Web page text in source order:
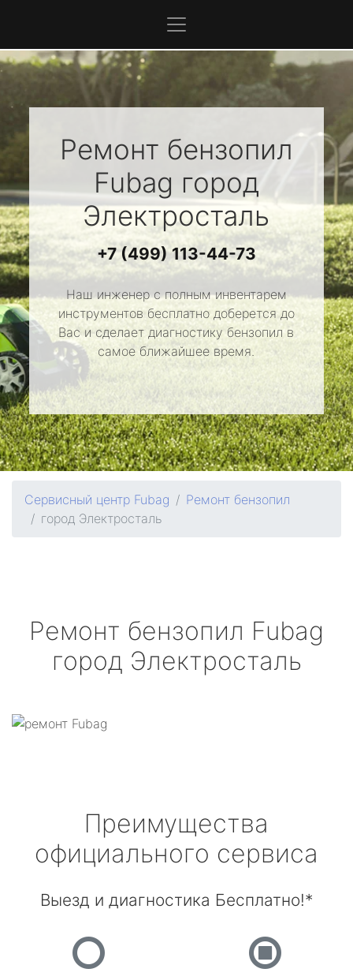
Ремонт бензопил
Fubag город
Электросталь
+7 (499) 113-44-73
Наш инженер с полным инвентарем
инструментов бесплатно доберется до
Вас и сделает диагностику бензопил в
самое ближайшее время.
Сервисный центр Fubag
Ремонт бензопил
город Электросталь
Ремонт бензопил Fubag
город Электросталь
Преимущества
официального сервиса
Выезд и диагностика Бесплатно!*